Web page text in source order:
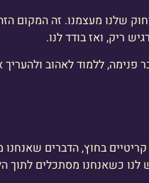
שלנו מעצמנו. זה המקום
ריק, ואז בודד לנו.
פנימה, ללמוד לאהוב
בחוץ, הדברים
כשאנחנו מסתכלים לתוך